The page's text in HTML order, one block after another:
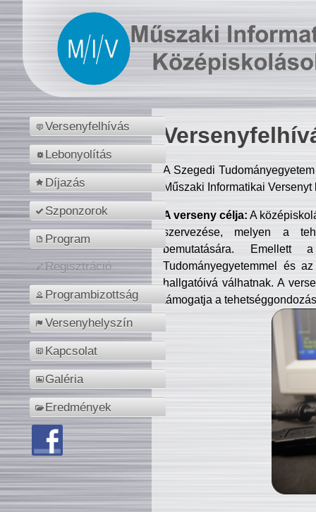
Versenyfelhívás
Lebonyolítás
Díjazás
Szponzorok
Program
Regisztráció
Programbizottság
Versenyhelyszín
Kapcsolat
Galéria
Eredmények
A Szegedi
Műszaki Informatikai
A verseny célja: A
szervezése, melyen a
bemutatására. Emellett
Tudományegyetemmel és
hallgatóivá válhatnak. A
támogatja a